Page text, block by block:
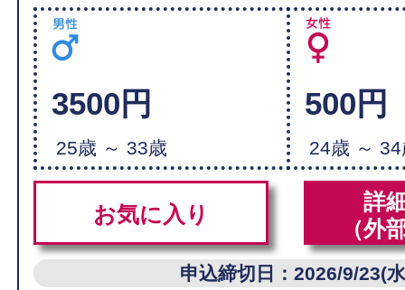
3500円
25歳 ～ 33歳
500円
24歳 ～
お気に入り
詳
（外
申込締切日：2026/9/23(